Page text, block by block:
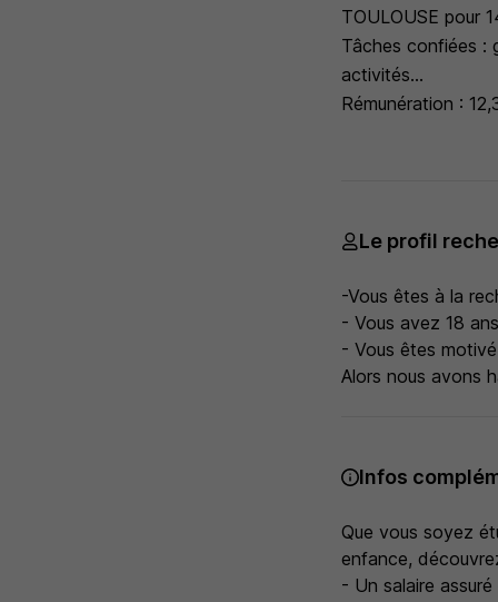
TOULOUSE pour
Tâches confiées :
activités...
Rémunération :
Le profil
-Vous êtes à la
- Vous avez 18
- Vous êtes
Alors nous avons
Infos
Que vous soyez
enfance,
- Un salaire